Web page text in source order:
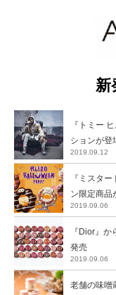
新
『トミー
ションが登
2019.09.12
『ミスタ
ン限定商品
2019.09.06
『Dior』
発売
2019.09.06
老舗の味噌